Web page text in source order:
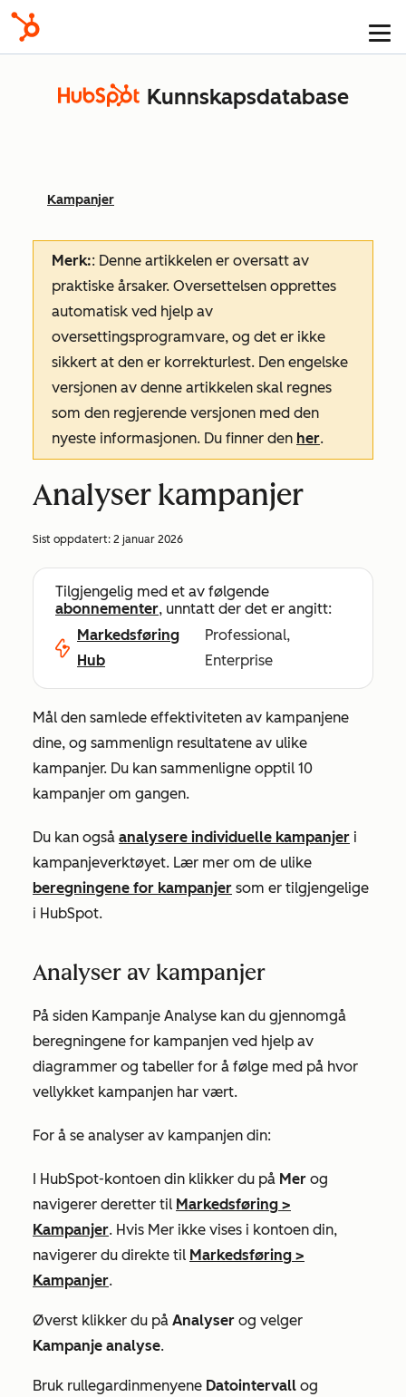
Kunnskapsdatabase
Kampanjer
Merk:: Denne artikkelen er oversatt av
praktiske årsaker. Oversettelsen opprettes
automatisk ved hjelp av
oversettingsprogramvare, og det er ikke
sikkert at den er korrekturlest. Den engelske
versjonen av denne artikkelen skal regnes
som den regjerende versjonen med den
nyeste informasjonen. Du finner den her.
Analyser kampanjer
Sist oppdatert: 2 januar 2026
Tilgjengelig med et av følgende
abonnementer, unntatt der det er angitt:
Markedsføring
Hub
Professional,
Enterprise
Mål den samlede effektiviteten av kampanjene
dine, og sammenlign resultatene av ulike
kampanjer. Du kan sammenligne opptil 10
kampanjer om gangen.
Du kan også analysere individuelle kampanjer i
kampanjeverktøyet. Lær mer om de ulike
beregningene for kampanjer som er tilgjengelige
i HubSpot.
Analyser av kampanjer
På siden Kampanje Analyse kan du gjennomgå
beregningene for kampanjen ved hjelp av
diagrammer og tabeller for å følge med på hvor
vellykket kampanjen har vært.
For å se analyser av kampanjen din:
I HubSpot-kontoen din klikker du på Mer og
navigerer deretter til Markedsføring >
Kampanjer. Hvis Mer ikke vises i kontoen din,
navigerer du direkte til Markedsføring >
Kampanjer.
Øverst klikker du på Analyser og velger
Kampanje analyse.
Bruk rullegardinmenyene Datointervall og